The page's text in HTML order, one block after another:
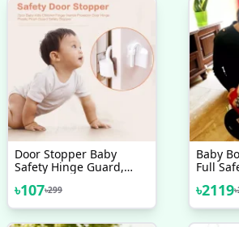
Door Stopper Baby
Safety Hinge Guard,
Proofing Child Safety
Foam Door Stoppers
৳107৳299
Baby
Full
৳2119৳